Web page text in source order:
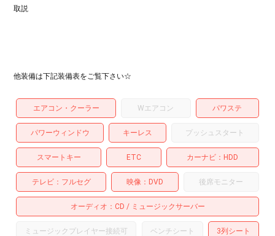
取説
他装備は下記装備表をご覧下さい☆
エアコン・クーラー Wエアコン パワステ
パワーウィンドウ キーレス プッシュスタート
スマートキー ETC カーナビ HDD
テレビ フルセグ 映像 DVD 後席モニター
オーディオ CD ミュージックサーバー
ミュージックプレイヤー接続可 ベンチシート 3列シート